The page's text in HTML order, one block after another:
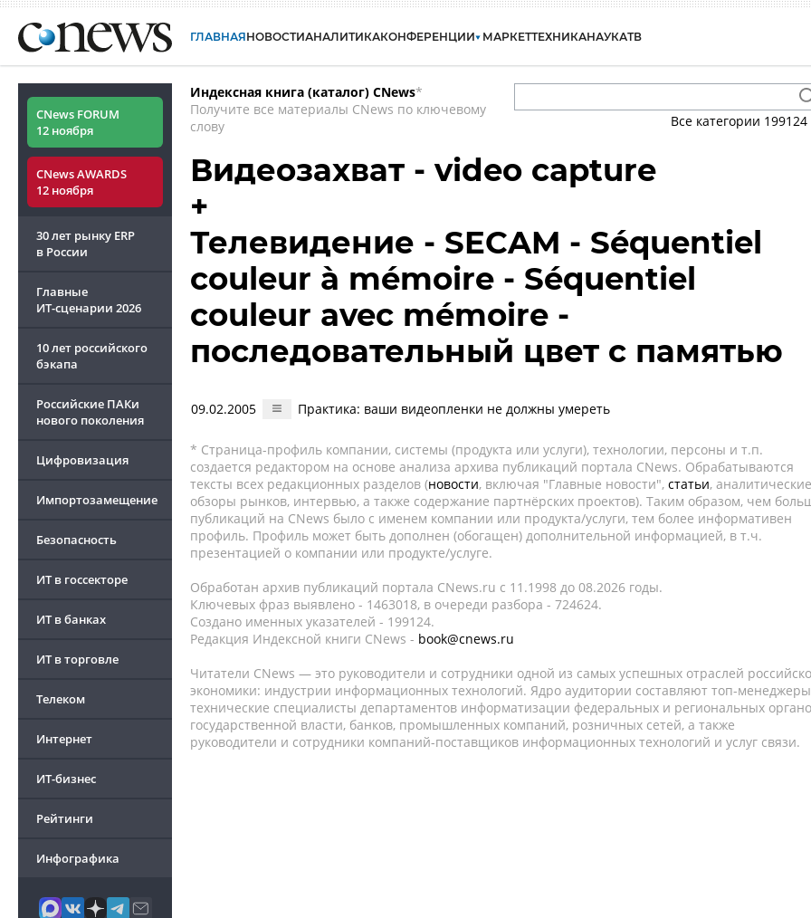
ГЛАВНАЯНОВОСТИАНАЛИТИКАКОНФЕРЕНЦИИ МАРКЕТТЕХНИКАНАУКАТВ
CNews FORUM
12 ноября
CNews AWARDS
12 ноября
30 лет рынку ERP
в России
Главные
ИТ-сценарии 2026
10 лет российского
бэкапа
Российские ПАКи
нового поколения
Цифровизация
Импортозамещение
Безопасность
ИТ в госсекторе
ИТ в банках
ИТ в торговле
Телеком
Интернет
ИТ-бизнес
Рейтинги
Инфографика
Индексная книга (каталог) CNews*
Получите все материалы CNews по ключевому
слову
Все категории 199124
Видеозахват - video capture
+
Телевидение - SECAM - Séquentiel
couleur à mémoire - Séquentiel
couleur avec mémoire -
последовательный цвет с памятью
09.02.2005 Практика: ваши видеопленки не должны умереть
* Страница-профиль компании, системы (продукта или услуги), технологии, персоны и т.п.
создается редактором на основе анализа архива публикаций портала CNews. Обрабатываются
тексты всех редакционных разделов (новости, включая "Главные новости", статьи, аналитические
обзоры рынков, интервью, а также содержание партнёрских проектов). Таким образом, чем
публикаций на CNews было с именем компании или продукта/услуги, тем более информативен
профиль. Профиль может быть дополнен (обогащен) дополнительной информацией, в т.ч.
презентацией о компании или продукте/услуге.
Обработан архив публикаций портала CNews.ru c 11.1998 до 08.2026 годы.
Ключевых фраз выявлено - 1463018, в очереди разбора - 724624.
Создано именных указателей - 199124.
Редакция Индексной книги CNews - book@cnews.ru
Читатели CNews — это руководители и сотрудники одной из самых успешных отраслей
экономики: индустрии информационных технологий. Ядро аудитории составляют топ-
технические специалисты департаментов информатизации федеральных и региональных
государственной власти, банков, промышленных компаний, розничных сетей, а также
руководители и сотрудники компаний-поставщиков информационных технологий и услуг связи.